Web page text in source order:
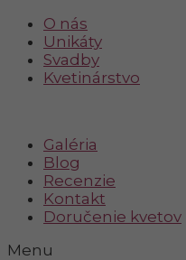
O nás
Unikáty
Svadby
Kvetinárstvo
Galéria
Blog
Recenzie
Kontakt
Doručenie kvetov
Menu